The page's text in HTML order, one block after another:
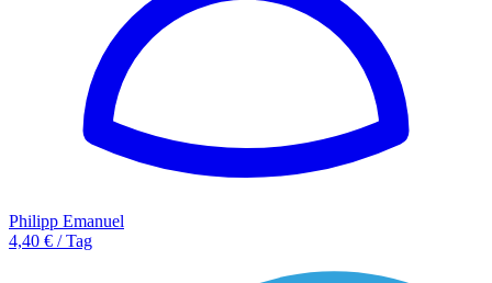
Philipp Emanuel
4,40 € / Tag